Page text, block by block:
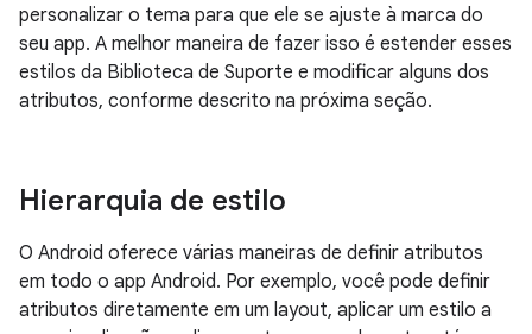
personalizar o tema para que ele se ajuste à marca do
seu app. A melhor maneira de fazer isso é estender esses
estilos da Biblioteca de Suporte e modificar alguns dos
atributos, conforme descrito na próxima seção.
Hierarquia de estilo
O Android oferece várias maneiras de definir atributos
em todo o app Android. Por exemplo, você pode definir
atributos diretamente em um layout, aplicar um estilo a